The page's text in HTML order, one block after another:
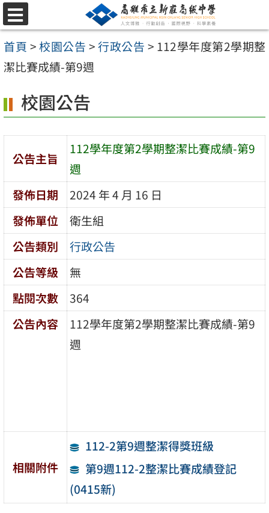
跳
至
主
要
容
區
選
單
首頁 >校園公告 >行政公告 > 112學年度第2學期整
潔比賽成績-第9週
校園公告
公告主旨
112學年度第2學期整潔比賽成績-第9
週
發佈日期
2024 年 4 月 16 日
發佈單位
衛生組
公告類別
行政公告
公告等級
無
點閱次數
364
公告內容
112學年度第2學期整潔比賽成績-第9
週
相關附件
112-2第9週整潔得獎班級
第9週112-2整潔比賽成績登記
(0415新)